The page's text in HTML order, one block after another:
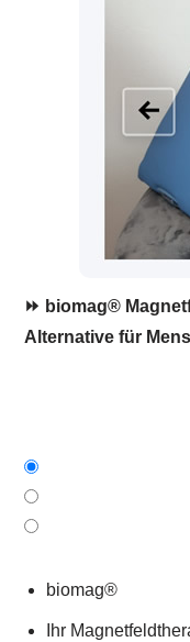
⏩ biomag®
Alternative für
biomag®
Ihr